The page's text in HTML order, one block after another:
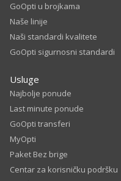
GoOpti u brojkama
Naše linije
Naši standardi kvalitete
GoOpti sigurnosni standardi
Usluge
Najbolje ponude
Last minute ponude
GoOpti transferi
MyOpti
Paket Bez brige
Centar za korisničku podršku